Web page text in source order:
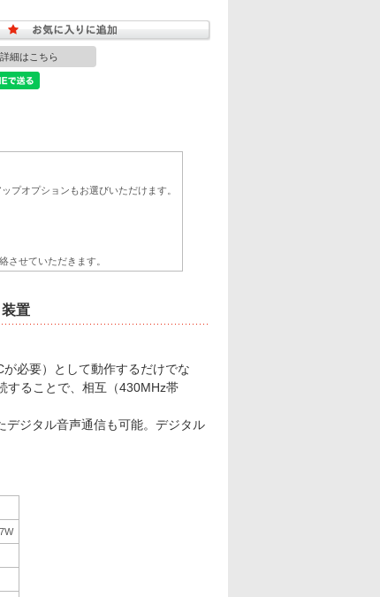
細はこちら
プオプションもお選びいただけます。
させていただきます。
置
必要）として動作するだけでな
することで、相互（430MHz帯
デジタル音声通信も可能。デジタル